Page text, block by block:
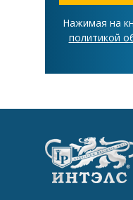
Нажимая на
политикой